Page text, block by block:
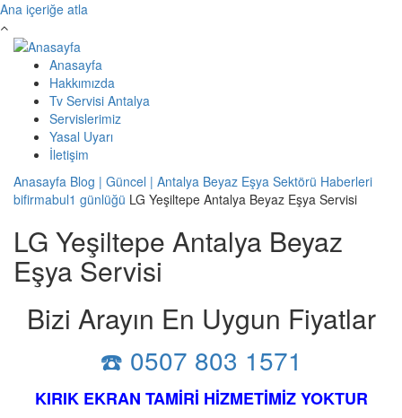
Ana içeriğe atla
Anasayfa
Hakkımızda
Tv Servisi Antalya
Servislerimiz
Yasal Uyarı
İletişim
Anasayfa Blog | Güncel | Antalya Beyaz Eşya Sektörü Haberleri
bifirmabul1 günlüğü LG Yeşiltepe Antalya Beyaz Eşya Servisi
LG Yeşiltepe Antalya Beyaz
Eşya Servisi
Bizi Arayın En Uygun Fiyatlar
☎️ 0507 803 1571
KIRIK EKRAN TAMİRİ HİZMETİMİZ YOKTUR